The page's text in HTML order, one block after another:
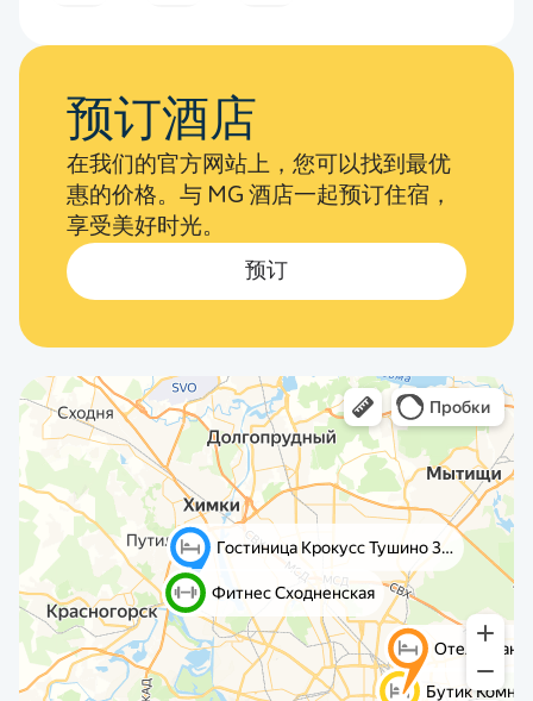
预订酒店
在我们的官方网站上，您可以找到最优
惠的价格。与 MG 酒店一起预订住宿，
享受美好时光。
预订